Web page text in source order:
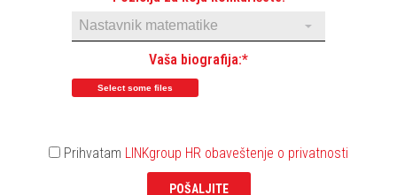
Vaša biografija:*
Prihvatam LINKgroup HR obaveštenje o privatnosti